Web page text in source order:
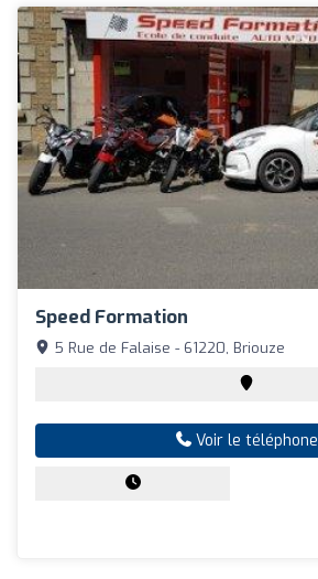
Speed Formation
5 Rue de Falaise - 61220, Briouze
Voir le téléphone